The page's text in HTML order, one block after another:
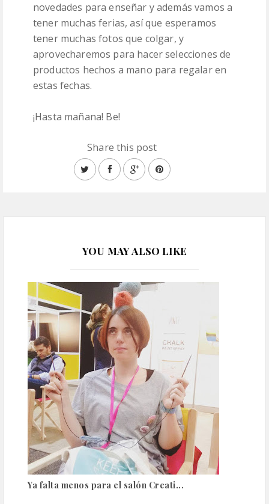
novedades para enseñar y además vamos a
tener muchas ferias, así que esperamos
tener muchas fotos que colgar, y
aprovecharemos para hacer selecciones de
productos hechos a mano para regalar en
estas fechas.
¡Hasta mañana! Be!
Share this post
YOU MAY ALSO LIKE
Ya falta menos para el salón Creati...